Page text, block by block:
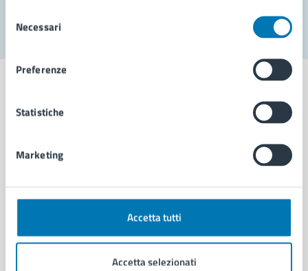
delNecessari
Preferenze
Statistiche
Marketing
Accetta tutti
Accetta selezionati
Aree amministrative
Uffici